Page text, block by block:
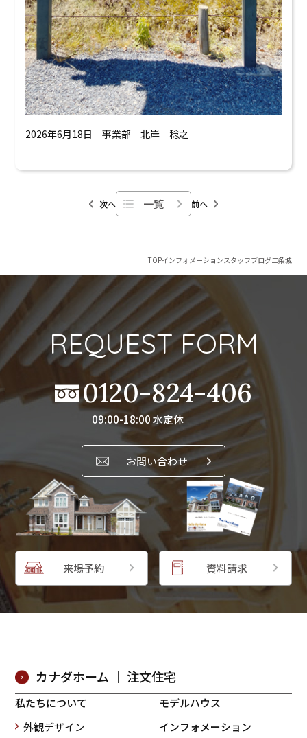
2026年6月18日 事業部 北岸 稔之
次へ 一覧 前へ
TOPインフォメーションスタッフブログ二条城
REQUEST FORM
0120-824-406
09:00-18:00 水定休
お問い合わせ
来場予約 資料請求
カナダホーム ｜ 注文住宅
私たちについて
外観デザイン
モデルハウス
インフォメーション